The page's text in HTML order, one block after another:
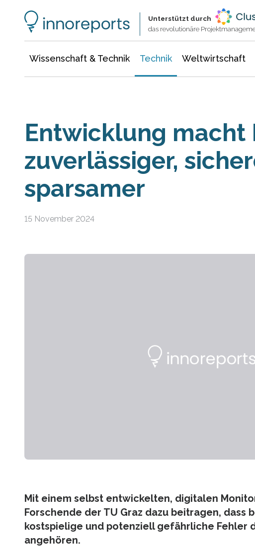
Unterstützt durch
das revolutionäre
Wissenschaft & Technik Technik Weltwirtschaft
Entwicklung macht
zuverlässiger,
sparsamer
15 November 2024
Mit einem selbst entwickelten, digitalen
Forschende der TU Graz dazu beitragen, dass
kostspielige und potenziell gefährliche Fehler
angehören.